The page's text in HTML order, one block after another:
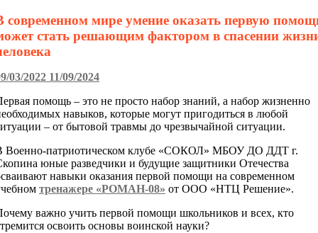
современном мире умение оказать первую
стать решающим фактором в спасении
03/2022 11/09/2024
помощь – это не просто набор знаний, а набор жизненно
навыков, которые могут пригодиться в любой
– от бытовой травмы до чрезвычайной ситуации.
Военно-патриотическом клубе «СОКОЛ» МБОУ ДО ДДТ г.
юные разведчики и будущие защитники Отечества
навыки оказания первой помощи на современном
тренажере «РОМАН-08» от ООО «НТЦ Решение».
важно учить первой помощи школьников и всех, кто
освоить основы воинской науки?